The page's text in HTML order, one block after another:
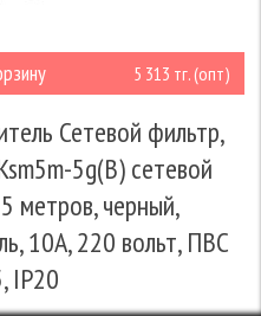
5 313 тг. (опт)
Сетевой фильтр,
5g(B) сетевой
метров, черный,
10А, 220 вольт, ПВС
IP20